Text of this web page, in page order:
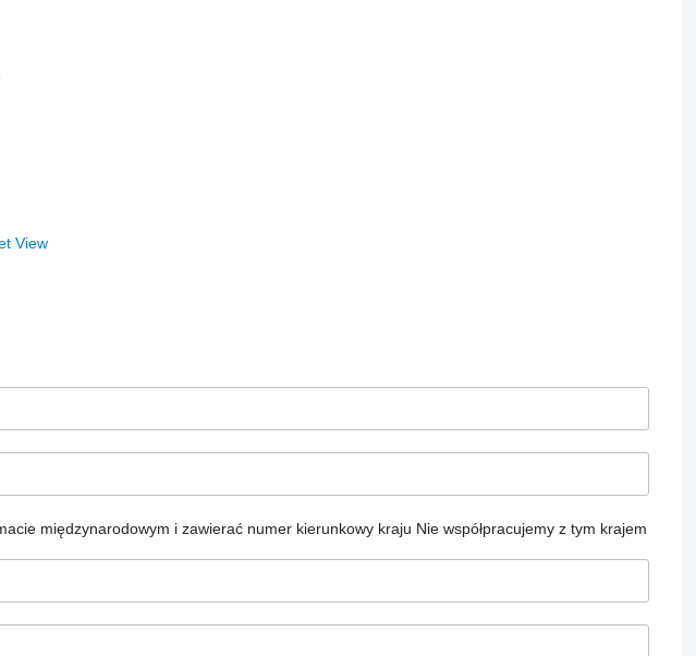
View
międzynarodowym i zawierać numer kierunkowy kraju Nie współpracujemy z tym krajem